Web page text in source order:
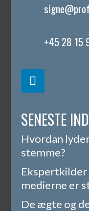
+45 28 15
SENESTE
Hvordan
stemme?
medierne er
De ægte og